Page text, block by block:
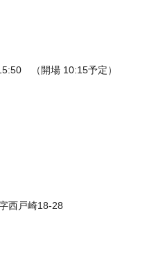
（開場 10:15予定）
西戸崎18-28